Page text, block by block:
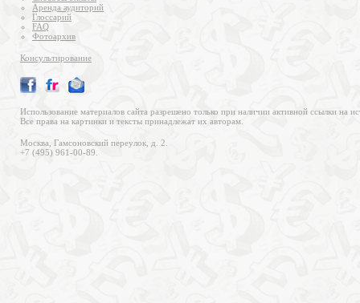
Аренда аудиторий
Глоссарий
FAQ
Фотоархив
Консультирование
Использование материалов сайта разрешено только при наличии активной ссылки на
Все права на картинки и тексты принадлежат их авторам.
Москва, Гамсоновский переулок, д. 2.
+7 (495) 961-00-89.